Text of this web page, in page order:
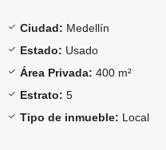
Ciudad: Medellín
Estado: Usado
Área Privada: 400 m²
Estrato: 5
Tipo de inmueble: Local